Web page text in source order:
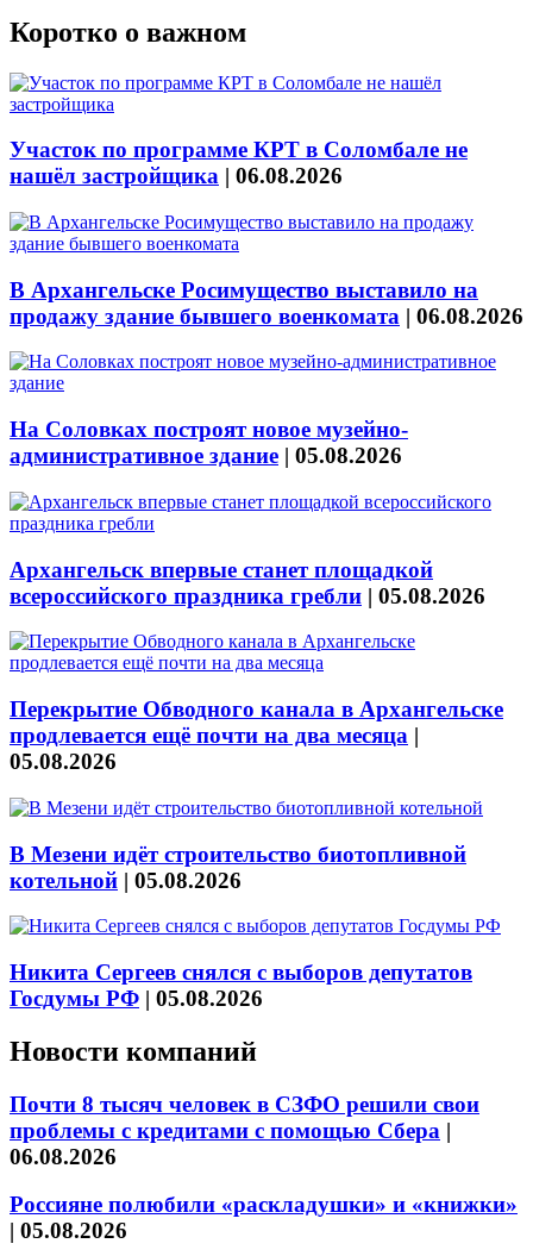
Коротко о важном
Участок по программе КРТ в Соломбале не
нашёл застройщика | 06.08.2026
В Архангельске Росимущество выставило на
продажу здание бывшего военкомата | 06.08.2026
На Соловках построят новое музейно-
административное здание | 05.08.2026
Архангельск впервые станет площадкой
всероссийского праздника гребли | 05.08.2026
Перекрытие Обводного канала в Архангельске
продлевается ещё почти на два месяца |
05.08.2026
В Мезени идёт строительство биотопливной
котельной | 05.08.2026
Никита Сергеев снялся с выборов депутатов
Госдумы РФ | 05.08.2026
Новости компаний
Почти 8 тысяч человек в СЗФО решили свои
проблемы с кредитами с помощью Сбера |
06.08.2026
Россияне полюбили «раскладушки» и «книжки»
| 05.08.2026